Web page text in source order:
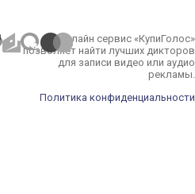
Онлайн сервис «КупиГолос»
позволяет найти лучших дикторов
для записи видео или аудио
рекламы.
Политика конфиденциальности